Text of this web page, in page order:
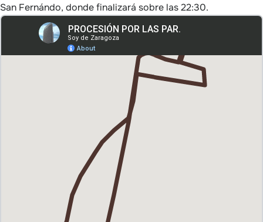
San Fernándo, donde finalizará sobre las 22:30.